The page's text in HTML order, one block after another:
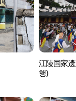
江陵国家
행)